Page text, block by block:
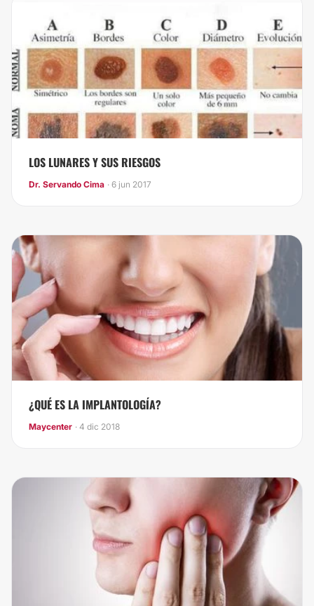
LOS LUNARES Y SUS RIESGOS
Dr. Servando Cima · 6 jun 2017
¿QUÉ ES LA IMPLANTOLOGÍA?
Maycenter · 4 dic 2018